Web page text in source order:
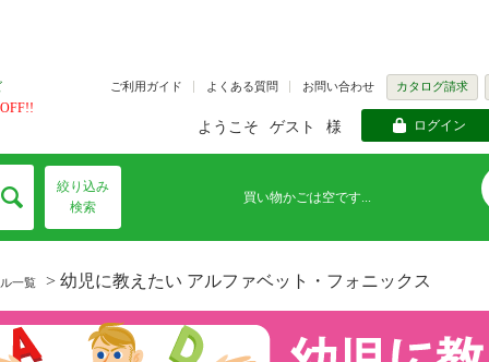
ご利用ガイド よくある質問 お問い合わせ カタログ請求
ようこそ ゲスト 様 ログイン
絞り込み
検索
買い物かごは空です...
一覧 > 幼児に教えたい アルファベット・フォニックス